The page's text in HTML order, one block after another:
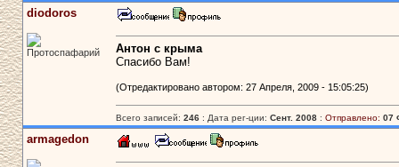
diodoros
Протоспафарий
Антон с крыма
Спасибо Вам!
(Отредактировано автором: 27 Апреля, 2009 - 15:05:25)
Всего записей: 246: Дата рег-ции: Сент. 2008: Отправлено: 07
armagedon